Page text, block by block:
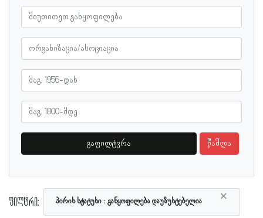
გაფილტვრა წაშლა
ფილტრი: ×
პირის სტატუსი განყოფილება დაუზუსტებელია